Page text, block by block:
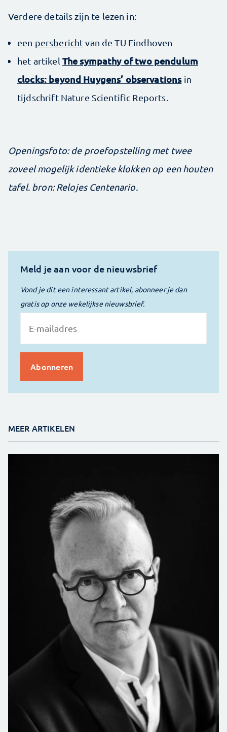
Verdere details zijn te lezen in:
een persberichtvan de TU Eindhoven
het artikel The sympathy of two pendulum
clocks: beyond Huygens’ observationsin
tijdschrift Nature Scientific Reports.
Openingsfoto: de proefopstelling met twee
zoveel mogelijk identieke klokken op een houten
tafel. bron: Relojes Centenario.
Meld je aan voor de nieuwsbrief
Vond je dit een interessant artikel, abonneer je dan
gratis op onze wekelijkse nieuwsbrief.
MEER ARTIKELEN